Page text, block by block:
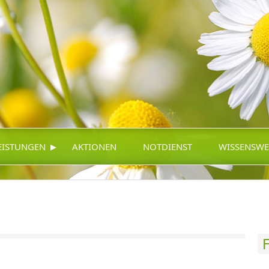
▸ AKTIONEN NOTDIENST